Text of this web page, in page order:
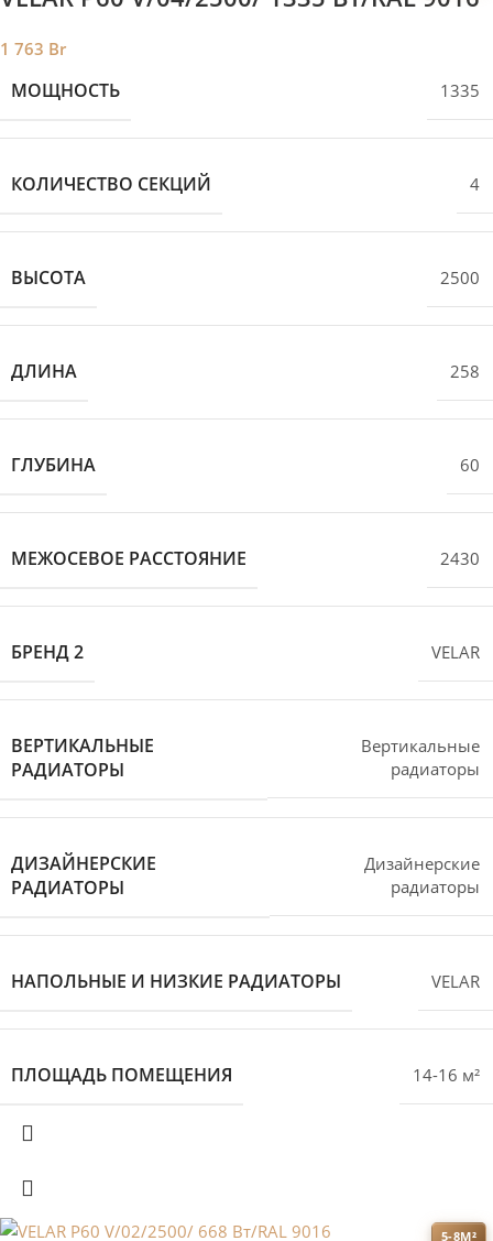
1 763 Br
МОЩНОСТЬ 1335
КОЛИЧЕСТВО СЕКЦИЙ 4
ВЫСОТА 2500
ДЛИНА 258
ГЛУБИНА 60
МЕЖОСЕВОЕ РАССТОЯНИЕ 2430
БРЕНД 2 VELAR
ВЕРТИКАЛЬНЫЕ
РАДИАТОРЫ
Вертикальные
радиаторы
ДИЗАЙНЕРСКИЕ
РАДИАТОРЫ
Дизайнерские
радиаторы
НАПОЛЬНЫЕ И НИЗКИЕ РАДИАТОРЫ VELAR
ПЛОЩАДЬ ПОМЕЩЕНИЯ 14-16 м²
5-8М²